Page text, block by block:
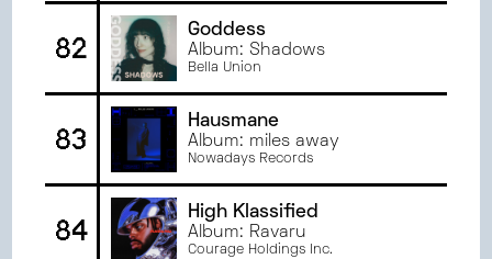
82
Goddess
Album: Shadows
Bella Union
83
Hausmane
Album: miles away
Nowadays Records
84
High Klassified
Album: Ravaru
Courage Holdings Inc.